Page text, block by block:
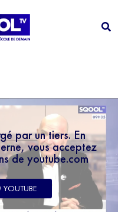
par un tiers. En
vous acceptez
de youtube.com
YOUTUBE